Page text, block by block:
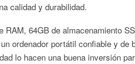
calidad y durabilidad.
64GB de almacenamiento
ordenador portátil confiable y de
lo hacen una buena inversión